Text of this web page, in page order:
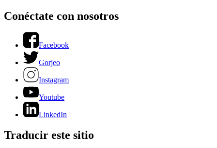
Conéctate con nosotros
Facebook
Gorjeo
Instagram
Youtube
LinkedIn
Traducir este sitio